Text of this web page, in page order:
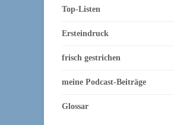
Top-Listen
Ersteindruck
frisch gestrichen
meine Podcast-Beiträge
Glossar